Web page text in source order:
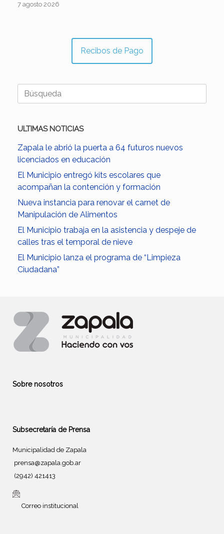
7 agosto 2026
Recibos de Pago
Buscar:
ULTIMAS NOTICIAS
Zapala le abrió la puerta a 64 futuros nuevos
licenciados en educación
El Municipio entregó kits escolares que
acompañan la contención y formación
Nueva instancia para renovar el carnet de
Manipulación de Alimentos
El Municipio trabaja en la asistencia y despeje de
calles tras el temporal de nieve
El Municipio lanza el programa de “Limpieza
Ciudadana”
Sobre nosotros
Subsecretaría de Prensa
Municipalidad de Zapala
prensa@zapala.gob.ar
(2942) 421413
Correo institucional